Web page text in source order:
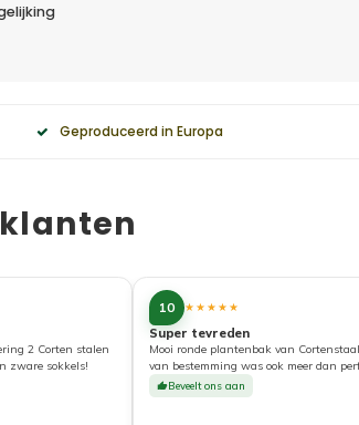
Geproduceerd in Europa
2 Corten stalen
zware sokkels!
10 ★★★★★
Super tevreden
Mooi ronde plantenbak van
van bestemming was ook meer dan
Beveelt ons aan